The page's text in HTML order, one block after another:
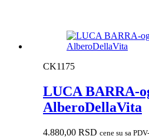
CK1175
LUCA BARRA-
AlberoDellaVita
4.880,00 RSD cene su sa